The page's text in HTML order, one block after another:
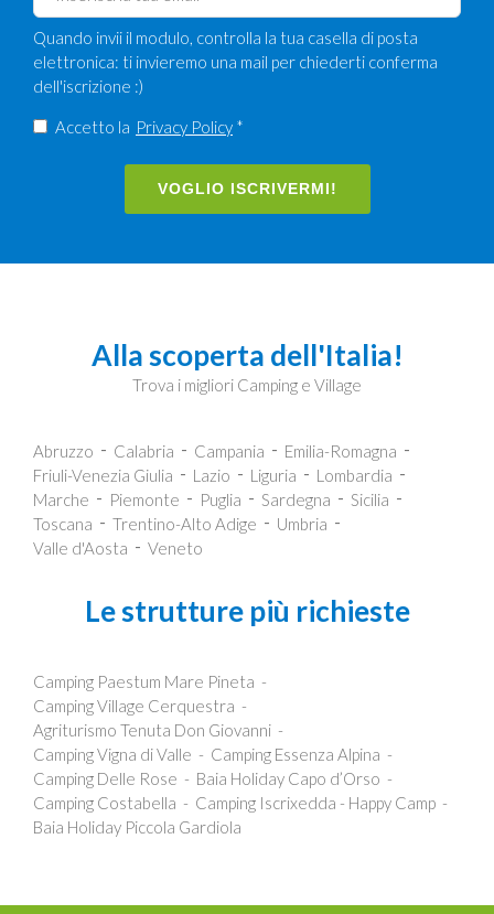
Quando invii il modulo, controlla la tua casella di posta
elettronica: ti invieremo una mail per chiederti conferma
dell'iscrizione :)
Accetto la Privacy Policy *
VOGLIO ISCRIVERMI!
Alla scoperta dell'Italia!
Trova i migliori Camping e Village
Abruzzo Calabria Campania
Emilia-Romagna
Friuli-Venezia Giulia
Lazio Liguria
Lombardia
Marche
Piemonte Puglia Sardegna
Sicilia
Toscana
Trentino-Alto Adige
Umbria
Valle d'Aosta
Veneto
Le strutture più richieste
Camping Paestum Mare Pineta
Camping Village Cerquestra
Agriturismo Tenuta Don Giovanni
Camping Vigna di Valle
Camping Essenza Alpina
Camping Delle Rose
Baia Holiday Capo d’Orso
Camping Costabella
Camping Iscrixedda - Happy Camp
Baia Holiday Piccola Gardiola